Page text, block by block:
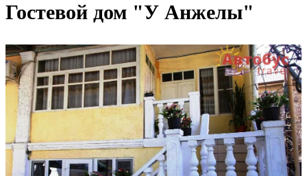
Гостевой дом "У Анжелы"